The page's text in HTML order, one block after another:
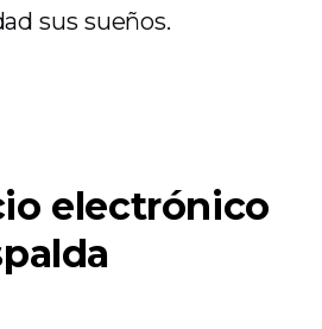
sus sueños.
electrónico